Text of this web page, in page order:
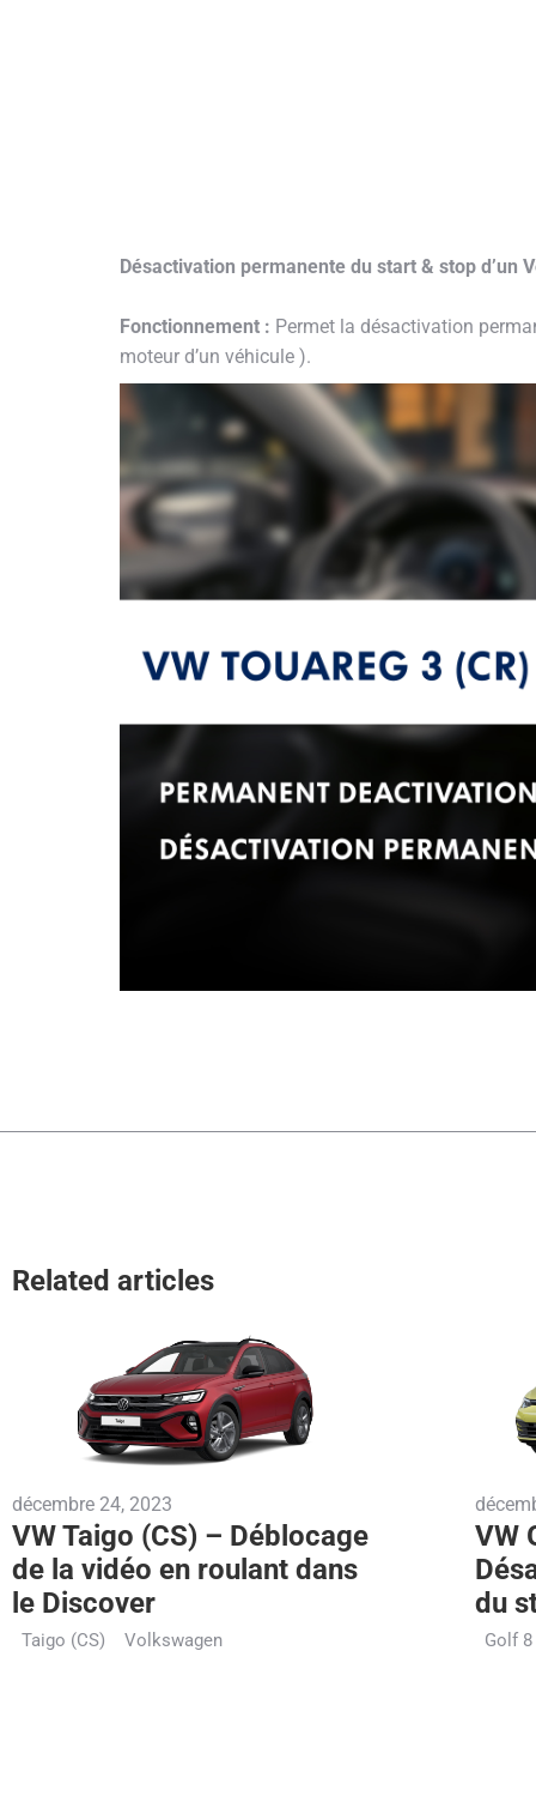
Désactivation permanente du start & stop d’un
Fonctionnement : Permet la désactivation
moteur d’un véhicule ).
Related articles
décembre 24, 2023
VW Taigo (CS) – Déblocage
de la vidéo en roulant dans
le Discover
Taigo (CS) Volkswagen
VW
du
Golf 8